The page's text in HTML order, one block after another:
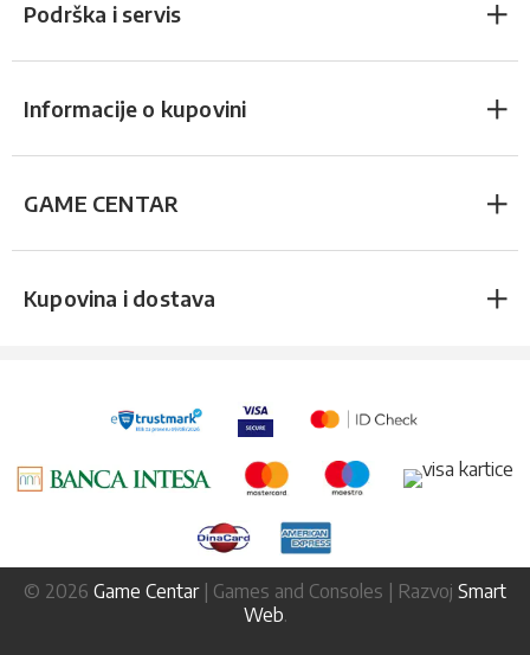
Podrška i servis
Informacije o kupovini
GAME CENTAR
Kupovina i dostava
© 2026 Game Centar| Games and Consoles | Razvoj Smart
Web.